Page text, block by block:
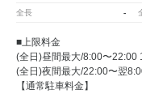
全長 -
■上限料金
(全日)昼間最大/8:00〜22:00
(全日)夜間最大/22:00〜翌
【通常駐車料金】